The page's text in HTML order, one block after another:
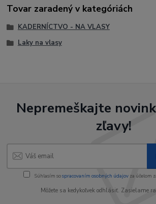
Tovar zaradený v kategóriách
KADERNÍCTVO - NA VLASY
Laky na vlasy
Nepremeškajte
zľavy!
Súhlasím sospracovaním osobných údajov za účelom
Môžete sa kedykoľvek odhlásiť. Zasielame